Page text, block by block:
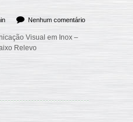
Nenhum comentário
Visual em Inox –
Relevo